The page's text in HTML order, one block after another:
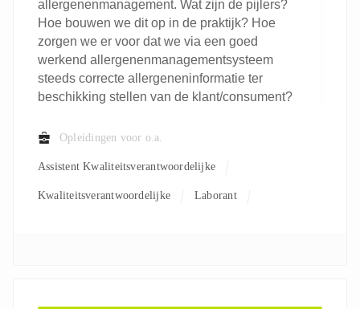
allergenenmanagement. Wat zijn de pijlers?
Hoe bouwen we dit op in de praktijk? Hoe
zorgen we er voor dat we via een goed
werkend allergenenmanagementsysteem
steeds correcte allergeneninformatie ter
beschikking stellen van de klant/consument?
Opleidingen voor o.a.
Assistent Kwaliteitsverantwoordelijke
Kwaliteitsverantwoordelijke Laborant